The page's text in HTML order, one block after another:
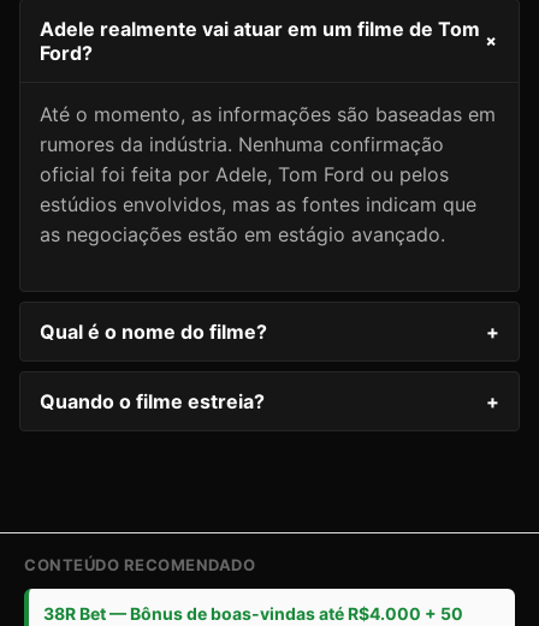
Adele realmente vai atuar em um filme de Tom
Ford?
+
Até o momento, as informações são baseadas em
rumores da indústria. Nenhuma confirmação
oficial foi feita por Adele, Tom Ford ou pelos
estúdios envolvidos, mas as fontes indicam que
as negociações estão em estágio avançado.
Qual é o nome do filme? +
Quando o filme estreia? +
CONTEÚDO RECOMENDADO
38R Bet — Bônus de boas-vindas até R$4.000 + 50